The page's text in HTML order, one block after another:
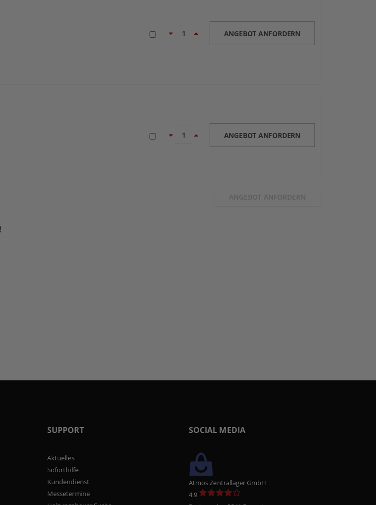
ANGEBOT ANFORDERN
ANGEBOT ANFORDERN
ANGEBOT ANFORDERN
SUPPORT
Aktuelles
Soforthilfe
Kundendienst
Messetermine
SOCIAL MEDIA
Atmos Zentrallager GmbH
4.9